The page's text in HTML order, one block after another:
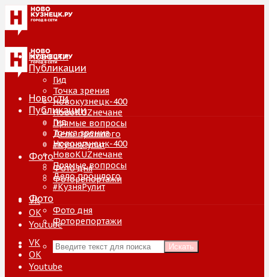
Новости
Публикации
Гид
Точка зрения
Новокузнецк-400
НовоKUZнечане
Прямые вопросы
Дело прошлого
#КузняРулит
Фото
Фото дня
Фоторепортажи
VK
ОК
Youtube
Искать
Новости
Публикации
Гид
Точка зрения
Новокузнецк-400
НовоKUZнечане
Прямые вопросы
Дело прошлого
#КузняРулит
Фото
Фото дня
Фоторепортажи
VK
ОК
Youtube